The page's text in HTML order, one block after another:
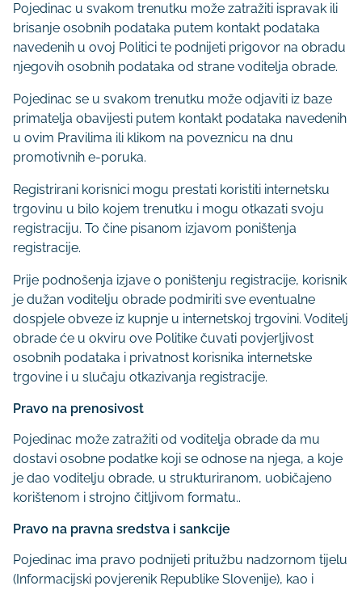
Pojedinac u svakom trenutku može zatražiti ispravak ili
brisanje osobnih podataka putem kontakt podataka
navedenih u ovoj Politici te podnijeti prigovor na obradu
njegovih osobnih podataka od strane voditelja obrade.
Pojedinac se u svakom trenutku može odjaviti iz baze
primatelja obavijesti putem kontakt podataka navedenih
u ovim Pravilima ili klikom na poveznicu na dnu
promotivnih e-poruka.
Registrirani korisnici mogu prestati koristiti internetsku
trgovinu u bilo kojem trenutku i mogu otkazati svoju
registraciju. To čine pisanom izjavom poništenja
registracije.
Prije podnošenja izjave o poništenju registracije, korisnik
je dužan voditelju obrade podmiriti sve eventualne
dospjele obveze iz kupnje u internetskoj trgovini. Voditelj
obrade će u okviru ove Politike čuvati povjerljivost
osobnih podataka i privatnost korisnika internetske
trgovine i u slučaju otkazivanja registracije.
Pravo na prenosivost
Pojedinac može zatražiti od voditelja obrade da mu
dostavi osobne podatke koji se odnose na njega, a koje
je dao voditelju obrade, u strukturiranom, uobičajeno
korištenom i strojno čitljivom formatu..
Pravo na pravna sredstva i sankcije
Pojedinac ima pravo podnijeti pritužbu nadzornom tijelu
(Informacijski povjerenik Republike Slovenije), kao i